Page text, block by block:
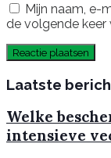
Mijn naam, e-
de volgende keer
Laatste
Welke
intensieve